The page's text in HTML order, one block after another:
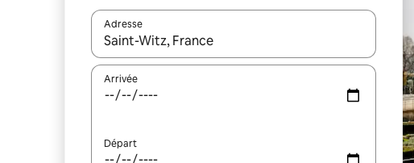
Adresse
Lorsque les résultats s'affichent, utilisez les flèches vers le
Arrivée
Départ